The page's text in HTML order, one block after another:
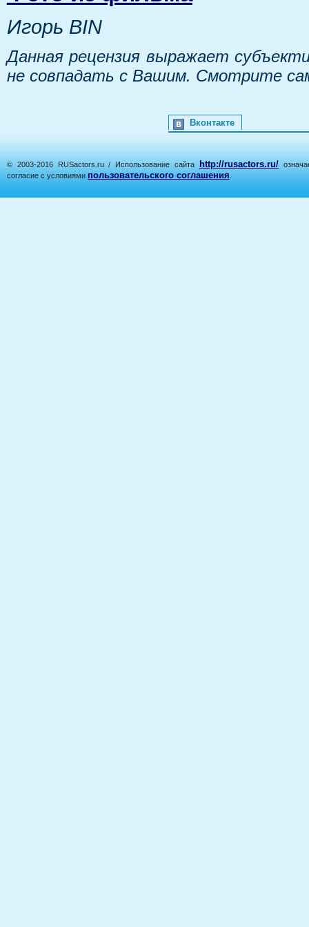
Игорь BIN
Данная рецензия выражает
не совпадать с Вашим. Смотрите
Вконтакте
© 2003-2016 RUSactors.ru / Использование сайта http://rusactors.ru/
согласие с условиями пользовательского соглашения